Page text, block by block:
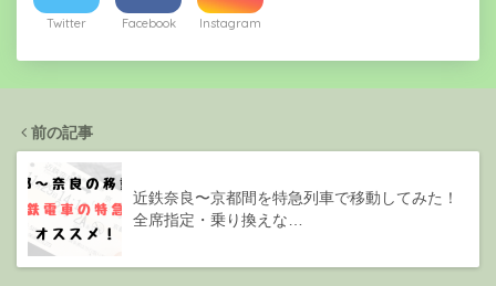
Twitter Facebook Instagram
前の記事
近鉄奈良〜京都間を特急列車で移動してみた！
全席指定・乗り換えな…